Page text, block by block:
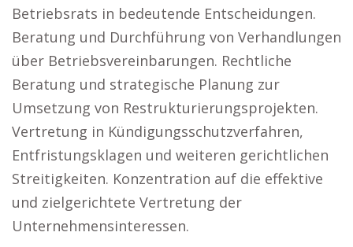
Betriebsrats in bedeutende Entscheidungen.
Beratung und Durchführung von Verhandlungen
über Betriebsvereinbarungen. Rechtliche
Beratung und strategische Planung zur
Umsetzung von Restrukturierungsprojekten.
Vertretung in Kündigungsschutzverfahren,
Entfristungsklagen und weiteren gerichtlichen
Streitigkeiten. Konzentration auf die effektive
und zielgerichtete Vertretung der
Unternehmensinteressen.